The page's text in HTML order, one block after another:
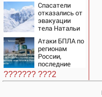
мире с
Украиной
Спасатели
отказались от
эвакуации
тела Натальи
с
семитысячника
Атаки БПЛА по
регионам
России,
последние
новости на 7
августа 2026:
??????? ???2